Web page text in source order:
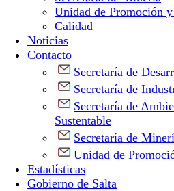
Unidad de Promoción
Calidad
Noticias
Contacto
Secretaría de
Secretaría de
Secretaría de
Sustentable
Secretaría de
Unidad de
Estadísticas
Gobierno de Salta